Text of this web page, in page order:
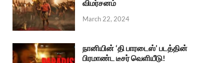
விமர்சனம்
March 22, 2024
நானியின் ‘தி பாரடைஸ்’ படத்தின்
பிரமாண்ட டீசர் வெளியீடு!